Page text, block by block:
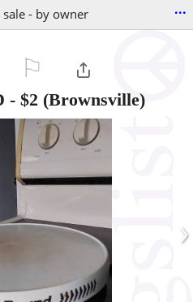
- by owner ...
- $2 (Brownsville)
›